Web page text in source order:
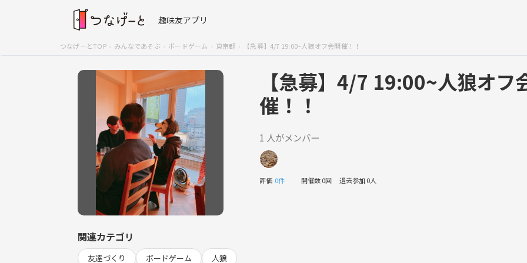
趣味友アプリ
つなげーとTOP みんなであそぶ ボードゲーム 東京都 【急募】4/7 19:00~人狼オフ会開催！！
【急募】4/7 19:00~人狼オフ
催！！
1 人がメンバー
評価 0件 開催数 0回 過去参加 0人
関連カテゴリ
友達づくり ボードゲーム 人狼